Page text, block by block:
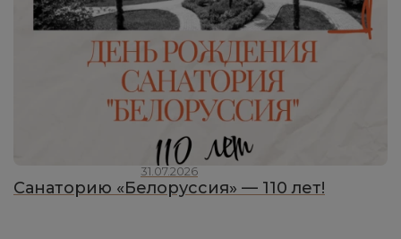
31.07.2026
Санаторию «Белоруссия» — 110 лет!